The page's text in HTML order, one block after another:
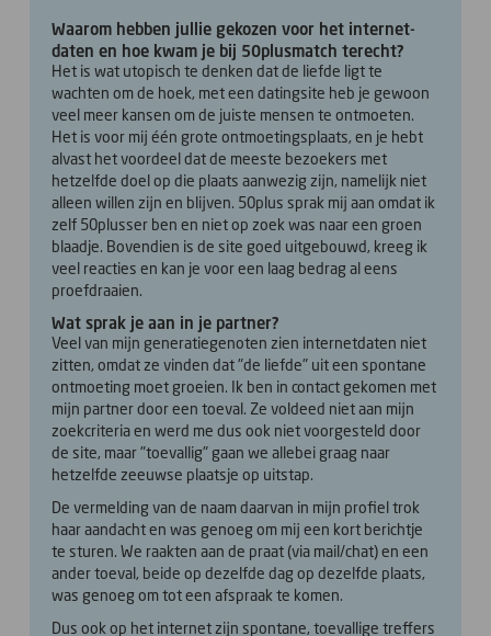
Waarom hebben jullie gekozen voor het internet-
daten en hoe kwam je bij 50plusmatch terecht?
Het is wat utopisch te denken dat de liefde ligt te
wachten om de hoek, met een datingsite heb je gewoon
veel meer kansen om de juiste mensen te ontmoeten.
Het is voor mij één grote ontmoetingsplaats, en je hebt
alvast het voordeel dat de meeste bezoekers met
hetzelfde doel op die plaats aanwezig zijn, namelijk niet
alleen willen zijn en blijven. 50plus sprak mij aan omdat ik
zelf 50plusser ben en niet op zoek was naar een groen
blaadje. Bovendien is de site goed uitgebouwd, kreeg ik
veel reacties en kan je voor een laag bedrag al eens
proefdraaien.
Wat sprak je aan in je partner?
Veel van mijn generatiegenoten zien internetdaten niet
zitten, omdat ze vinden dat "de liefde" uit een spontane
ontmoeting moet groeien. Ik ben in contact gekomen met
mijn partner door een toeval. Ze voldeed niet aan mijn
zoekcriteria en werd me dus ook niet voorgesteld door
de site, maar "toevallig" gaan we allebei graag naar
hetzelfde zeeuwse plaatsje op uitstap.
De vermelding van de naam daarvan in mijn profiel trok
haar aandacht en was genoeg om mij een kort berichtje
te sturen. We raakten aan de praat (via mail/chat) en een
ander toeval, beide op dezelfde dag op dezelfde plaats,
was genoeg om tot een afspraak te komen.
Dus ook op het internet zijn spontane, toevallige treffers